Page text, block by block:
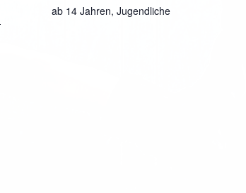
ab 14 Jahren, Jugendliche